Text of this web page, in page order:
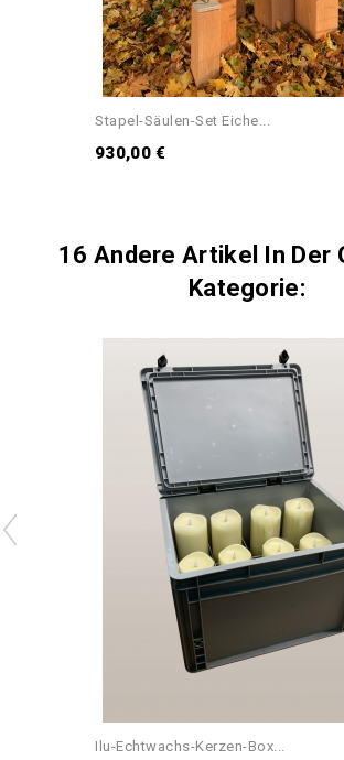
Stapel-Säulen-Set Eiche...
930,00 €
16 Andere Artikel In Der
Kategorie:
Ilu-Echtwachs-Kerzen-Box...